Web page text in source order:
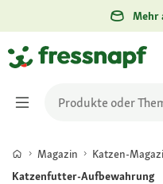
Mehr
Magazin Katzen-
Katzenfutter-Aufbewahrung